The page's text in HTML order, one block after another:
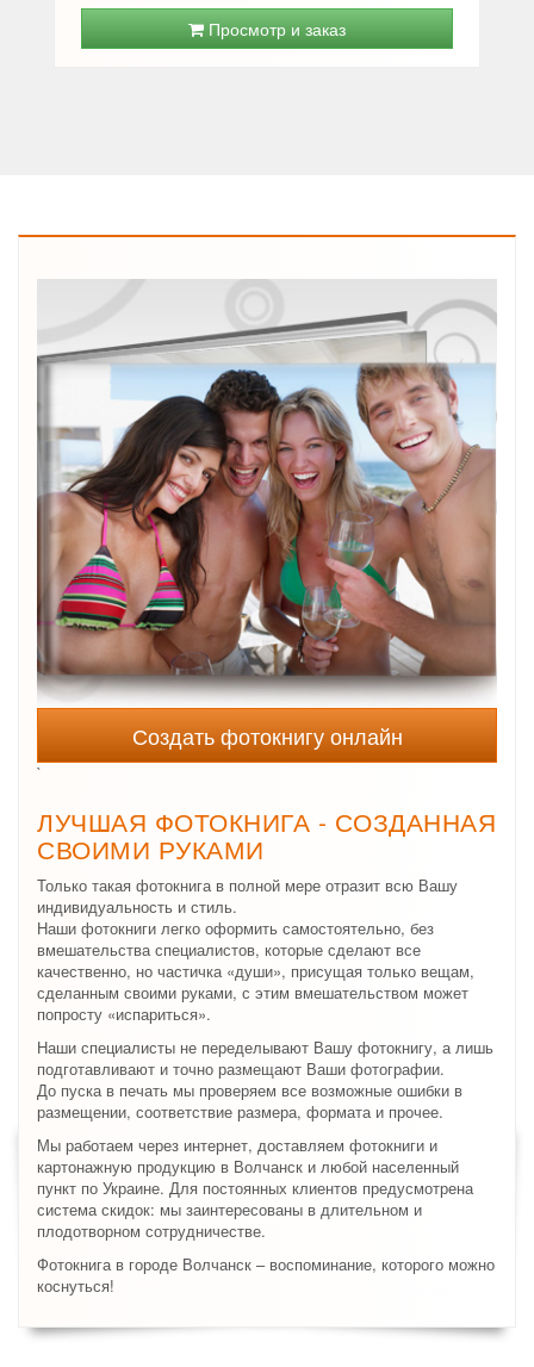
Просмотр и заказ
Создать фотокнигу онлайн
`
ЛУЧШАЯ ФОТОКНИГА - СОЗДАННАЯ
СВОИМИ РУКАМИ
Только такая фотокнига в полной мере отразит всю Вашу
индивидуальность и стиль.
Наши фотокниги легко оформить самостоятельно, без
вмешательства специалистов, которые сделают все
качественно, но частичка «души», присущая только вещам,
сделанным своими руками, с этим вмешательством может
попросту «испариться».
Наши специалисты не переделывают Вашу фотокнигу, а лишь
подготавливают и точно размещают Ваши фотографии.
До пуска в печать мы проверяем все возможные ошибки в
размещении, соответствие размера, формата и прочее.
Мы работаем через интернет, доставляем фотокниги и
картонажную продукцию в Волчанск и любой населенный
пункт по Украине. Для постоянных клиентов предусмотрена
система скидок: мы заинтересованы в длительном и
плодотворном сотрудничестве.
Фотокнига в городе Волчанск – воспоминание, которого можно
коснуться!